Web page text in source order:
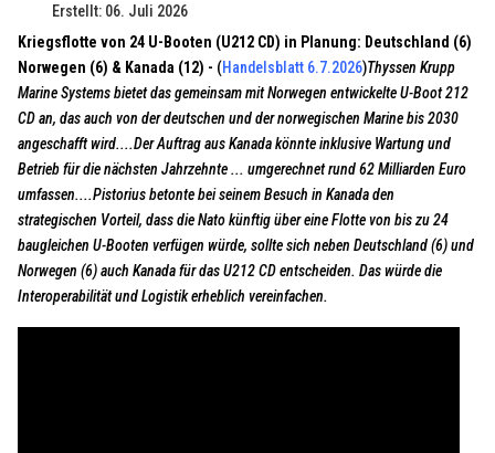
Erstellt: 06. Juli 2026
Kriegsflotte von 24 U-Booten (U212 CD) in Planung: Deutschland (6)
Norwegen (6) & Kanada (12) - (Handelsblatt 6.7.2026)Thyssen Krupp
Marine Systems bietet das gemeinsam mit Norwegen entwickelte U-Boot 212
CD an, das auch von der deutschen und der norwegischen Marine bis 2030
angeschafft wird....Der Auftrag aus Kanada könnte inklusive Wartung und
Betrieb für die nächsten Jahrzehnte ... umgerechnet rund 62 Milliarden Euro
umfassen....Pistorius betonte bei seinem Besuch in Kanada den
strategischen Vorteil, dass die Nato künftig über eine Flotte von bis zu 24
baugleichen U-Booten verfügen würde, sollte sich neben Deutschland (6) und
Norwegen (6) auch Kanada für das U212 CD entscheiden. Das würde die
Interoperabilität und Logistik erheblich vereinfachen.